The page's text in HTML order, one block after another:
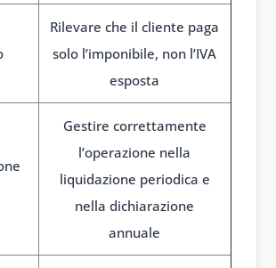
Rilevare che il cliente paga
solo l’imponibile, non l’IVA
esposta
Gestire correttamente
l’operazione nella
liquidazione periodica e
nella dichiarazione
annuale